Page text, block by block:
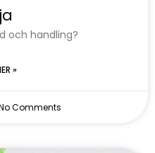
och handling?
»
Comments